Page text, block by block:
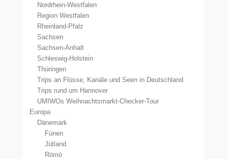
Nordrhein-Westfalen
Region Westfalen
Rheinland-Pfalz
Sachsen
Sachsen-Anhalt
Schleswig-Holstein
Thüringen
Trips an Flüsse, Kanäle und Seen in Deutschland
Trips rund um Hannover
UMIWOs Weihnachtsmarkt-Checker-Tour
Europa
Dänemark
Fünen
Jütland
Römö